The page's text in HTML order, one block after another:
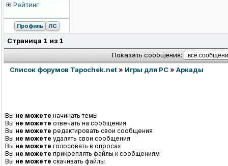
Рейтинг
Профиль ЛС
Страница 1 из 1
Показать сообщения:
Список форумов Tapochek.net» Игры для PC» Аркады
Вы не можете начинать темы
Вы не можете отвечать на сообщения
Вы не можете редактировать свои сообщения
Вы не можете удалять свои сообщения
Вы не можете голосовать в опросах
Вы не можете прикреплять файлы к сообщениям
Вы не можете скачивать файлы